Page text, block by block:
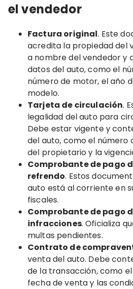
el vendedor
Factura original. Este
acredita la propiedad del
a nombre del vendedor y
datos del auto, como el
número de motor, el año
modelo.
Tarjeta de circulación.
legalidad del auto para
Debe estar vigente y
del auto, como el número
del propietario y la
Comprobante de pago
refrendo. Estos
auto está al corriente en
fiscales.
Comprobante de pago
infracciones. Oficializa
multas pendientes.
Contrato de
venta del auto. Debe
de la transacción, como
fecha de venta y las